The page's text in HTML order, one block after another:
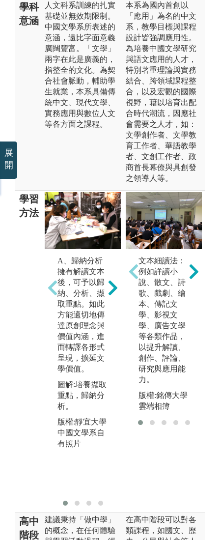
學科
意涵
人文科系訓練的扎實
基礎並無效期限制。
中國文學系所表述的
意涵，遠比字面意義
廣闊豐富。「文學」
兩字在此是廣義的，
指整全的文化。為契
合社會脈動，輔助學
生就業，本系具備傳
統中文、現代文學、
實務應用與數位人文
等各方面之課程。
本系為國內首創以
「應用」為名的中文
系，教學目標與課程
設計皆強調應用性。
為培養中國文學研究
與語文應用的人才，
特別著重理論與實務
結合、跨領域課程整
合，以及宏觀的國際
視野，藉以培育出配
合時代潮流，因應社
會需要之人才，如：
文學創作者、文學教
育工作者、華語教學
者、文創工作者、政
商首長幕僚與具創發
之領導人等。
學習
方法
A、歸納分析
擁有解讀文本
後，可予以歸
納、分析、擷
取重點。如此
方能適切地傳
達原創理念與
價值內涵，進
而轉譯各形式
呈現，擴延文
學價值。
圖解:培養擷取
重點，歸納分
析。
版權:靜宜大學
中國文學系自
有照片
B、合作學習
新資訊時代，
更注重團隊合
作｡合作學習訓
練如何溝通、
協調、串聯、
互協、補位，
以創造美好結
果。
圖解:善用數位
資訊完成合作
學習
版權:靜宜大學
中國文學系自
有照片
文本細讀法：
例如詳讀小
說、散文、詩
歌、戲劇、繪
本、傳記文
學、影視文
學、廣告文學
等各類作品，
以提升解讀、
創作、評論、
研究與應用能
力。
版權:銘傳大學
雲端相簿
高中
階段
建議秉持「做中學」
的概念，在任何體驗
在高中階段可以對各
類課程，如國文、歷
展
開